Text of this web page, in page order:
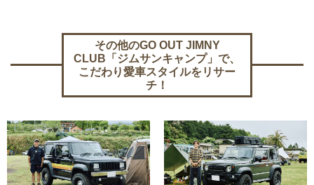
その他のGO OUT JIMNY
CLUB「ジムサンキャンプ」で、
こだわり愛車スタイルをリサー
チ！